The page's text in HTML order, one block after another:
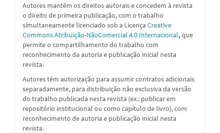
Autores mantêm os direitos autorais e concedem à revista
o direito de primeira publicação, com o trabalho
simultaneamente licenciado sob a Licença Creative
Commons Atribuição-NãoComercial 4.0 Internacional,que
permite o compartilhamento do trabalho com
reconhecimento da autoria e publicação inicial nesta
revista.
Autores têm autorização para assumir contratos adicionais
separadamente, para distribuição não exclusiva da versão
do trabalho publicada nesta revista (ex.: publicar em
repositório institucional ou como capítulo de livro), com
reconhecimento de autoria e publicação inicial nesta
revista.